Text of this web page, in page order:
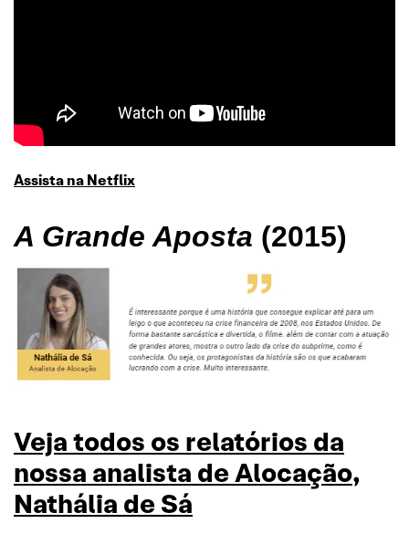
Assista na Netflix
A Grande Aposta (2015)
Veja todos os relatórios da
nossa analista de Alocação,
Nathália de Sá